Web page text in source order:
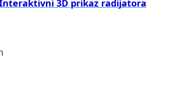
3D prikaz radijatora